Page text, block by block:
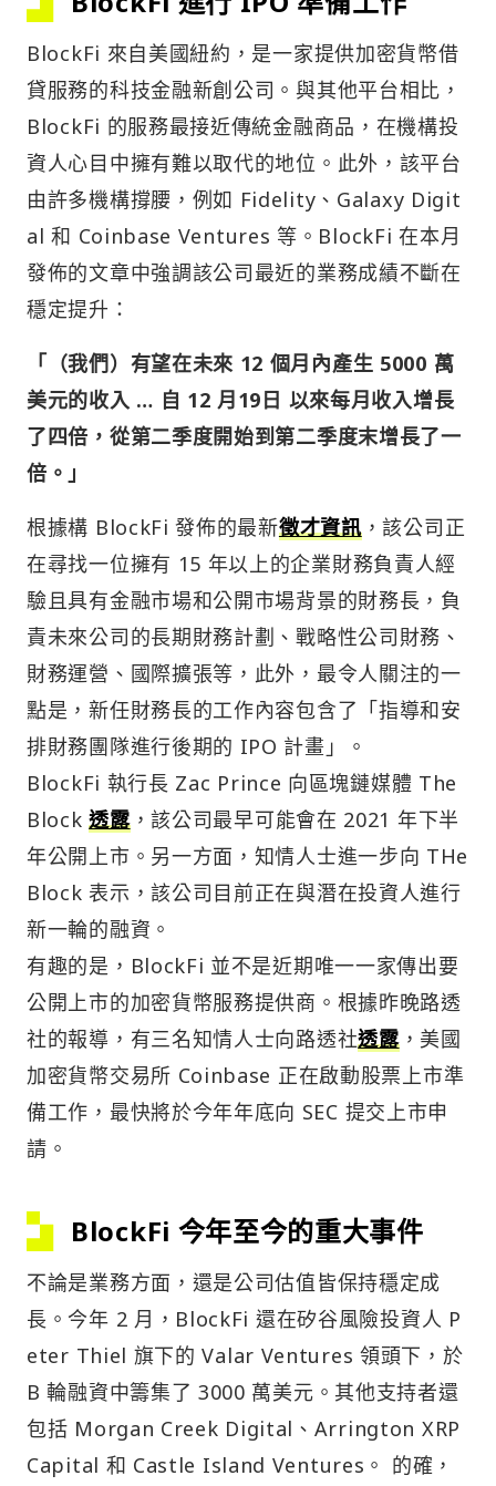
BlockFi 來自美國紐約，是一家提供加密貨幣借
貸服務的科技金融新創公司。與其他平台相比，
BlockFi 的服務最接近傳統金融商品，在機構投
資人心目中擁有難以取代的地位。此外，該平台
由許多機構撐腰，例如 Fidelity、Galaxy Digit
al 和 Coinbase Ventures 等。BlockFi 在本月
發佈的文章中強調該公司最近的業務成績不斷在
穩定提升：
「（我們）有望在未來 12 個月內產生 5000 萬
美元的收入 … 自 12 月19日 以來每月收入增長
了四倍，從第二季度開始到第二季度末增長了一
倍。」
根據構 BlockFi 發佈的最新徵才資訊，該公司正
在尋找一位擁有 15 年以上的企業財務負責人經
驗且具有金融市場和公開市場背景的財務長，負
責未來公司的長期財務計劃、戰略性公司財務、
財務運營、國際擴張等，此外，最令人關注的一
點是，新任財務長的工作內容包含了「指導和安
排財務團隊進行後期的 IPO 計畫」。
BlockFi 執行長 Zac Prince 向區塊鏈媒體 The
Block透露，該公司最早可能會在 2021 年下半
年公開上市。另一方面，知情人士進一步向 THe
Block 表示，該公司目前正在與潛在投資人進行
新一輪的融資。
有趣的是，BlockFi 並不是近期唯一一家傳出要
公開上市的加密貨幣服務提供商。根據昨晚路透
社的報導，有三名知情人士向路透社透露，美國
加密貨幣交易所 Coinbase 正在啟動股票上市準
備工作，最快將於今年年底向 SEC 提交上市申
請。
BlockFi 今年至今的重大事件
不論是業務方面，還是公司估值皆保持穩定成
長。今年 2 月，BlockFi 還在矽谷風險投資人 P
eter Thiel 旗下的 Valar Ventures 領頭下，於
B 輪融資中籌集了 3000 萬美元。其他支持者還
包括 Morgan Creek Digital、Arrington XRP
Capital 和 Castle Island Ventures。 的確，